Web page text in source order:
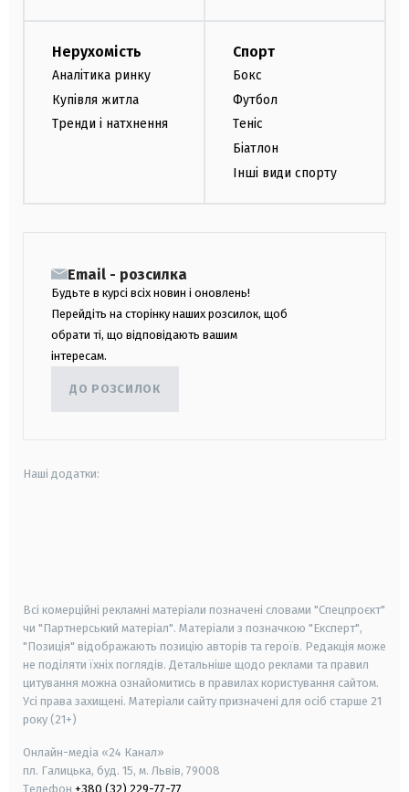
Нерухомість
Аналітика ринку
Купівля житла
Тренди і натхнення
Спорт
Бокс
Футбол
Теніс
Біатлон
Інші види спорту
Email - розсилка
Будьте в курсі всіх новин і оновлень!
Перейдіть на сторінку наших розсилок, щоб
обрати ті, що відповідають вашим
інтересам.
ДО РОЗСИЛОК
Наші додатки:
Всі комерційні рекламні матеріали позначені словами "Спецпроєкт"
чи "Партнерський матеріал". Матеріали з позначкою "Експерт",
"Позиція" відображають позицію авторів та героїв. Редакція може
не поділяти їхніх поглядів. Детальніше щодо реклами та правил
цитування можна ознайомитись в правилах користування сайтом.
Усі права захищені. Матеріали сайту призначені для осіб старше 21
року (21+)
Онлайн-медіа «24 Канал»
пл. Галицька, буд. 15, м. Львів, 79008
Телефон +380 (32) 229-77-77